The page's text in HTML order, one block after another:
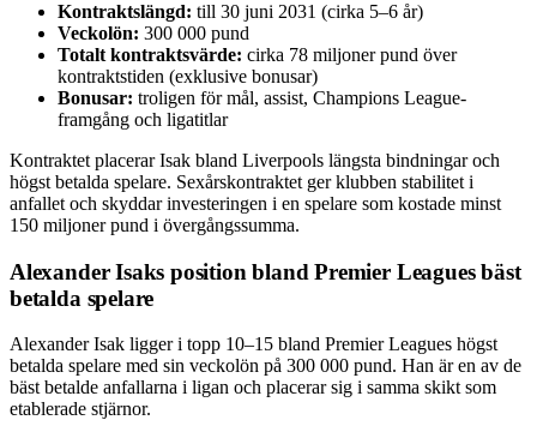
Kontraktslängd: till 30 juni 2031 (cirka 5–6 år)
Veckolön: 300 000 pund
Totalt kontraktsvärde: cirka 78 miljoner pund över
kontraktstiden (exklusive bonusar)
Bonusar: troligen för mål, assist, Champions League-
framgång och ligatitlar
Kontraktet placerar Isak bland Liverpools längsta bindningar och
högst betalda spelare. Sexårskontraktet ger klubben stabilitet i
anfallet och skyddar investeringen i en spelare som kostade minst
150 miljoner pund i övergångssumma.
Alexander Isaks position bland Premier Leagues bäst
betalda spelare
Alexander Isak ligger i topp 10–15 bland Premier Leagues högst
betalda spelare med sin veckolön på 300 000 pund. Han är en av de
bäst betalde anfallarna i ligan och placerar sig i samma skikt som
etablerade stjärnor.